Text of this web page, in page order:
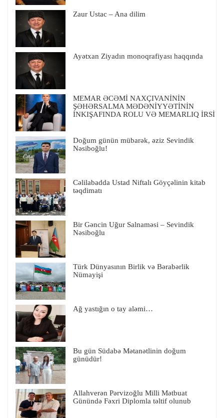
Zaur Ustac – Ana dilim
Ayətxan Ziyadın monoqrafiyası haqqında
MEMAR ƏCƏMİ NAXÇIVANİNİN
ŞƏHƏRSALMA MƏDƏNİYYƏTİNİN
İNKIŞAFINDA ROLU VƏ MEMARLIQ İRSİ
Doğum günün mübarək, əziz Sevindik
Nəsiboğlu!
Cəlilabadda Ustad Niftalı Göyçəlinin kitab
təqdimatı
Bir Gəncin Uğur Salnaməsi – Sevindik
Nəsiboğlu
Türk Dünyasının Birlik və Bərabərlik
Nümayişi
Ağ yastığın o tay aləmi…
Bu gün Südabə Mətanətlinin doğum
günüdür!
Allahverən Pərvizoğlu Milli Mətbuat
Günündə Fəxri Diplomla təltif olunub